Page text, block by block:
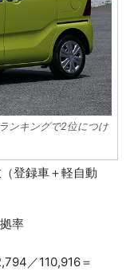
ンキングで2位につけ
登録車＋軽自動
率
／110,916＝